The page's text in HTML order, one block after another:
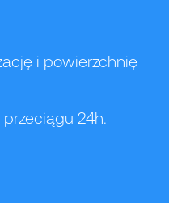
i powierzchnię
24h.